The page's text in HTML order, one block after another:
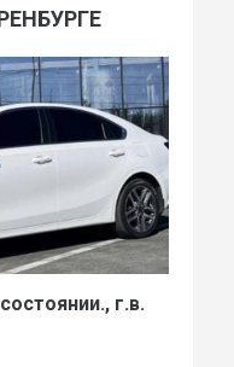
г.в.